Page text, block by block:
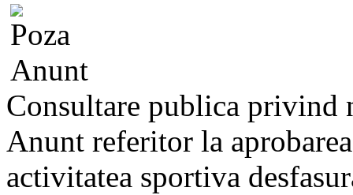
Consultare publica privind
Anunt referitor la
activitatea sportiva